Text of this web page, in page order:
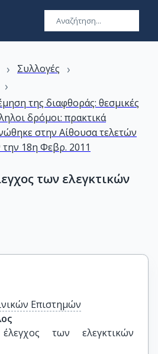
› Συλλογές ›
›
της διαφθοράς: θεσμικές
δρόμοι: πρακτικά
στην Αίθουσα τελετών
18η Φεβρ. 2011
των ελεγκτικών
Επιστημών
των ελεγκτικών